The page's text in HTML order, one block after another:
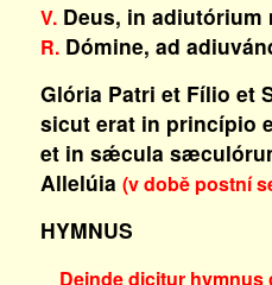
V.Deus, in adiutórium
R.Dómine, ad
Glória Patri et Fílio et
sicut erat in princípio
et in sǽcula
Allelúia (v době postní
HYMNUS
Deinde dicitur hymnus